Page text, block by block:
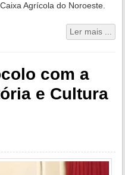
Agrícola do Noroeste.
Ler mais ...
com a
e Cultura